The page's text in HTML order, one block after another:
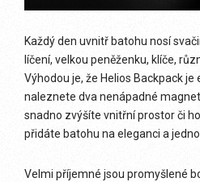
Každý den uvnitř batohu nosí
líčení, velkou peněženku, klíče,
Výhodou je, že Helios Backpack je
naleznete dva nenápadné
snadno zvýšíte vnitřní prostor či
přidáte batohu na eleganci a
Velmi příjemné jsou promyšlené